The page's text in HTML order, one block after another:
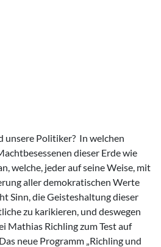
unsere Politiker? In welchen
dieser Erde wie
welche, jeder auf seine Weise, mit
aller demokratischen Werte
Sinn, die Geisteshaltung dieser
zu karikieren, und deswegen
Mathias Richling zum Test auf
neue Programm „Richling und